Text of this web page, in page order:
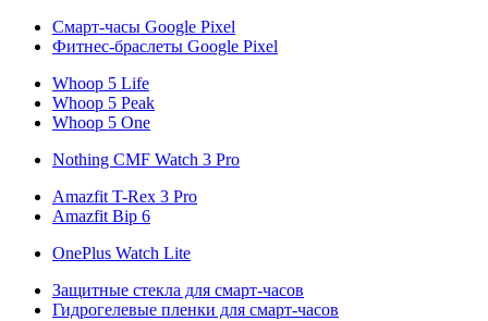
Смарт-часы Google Pixel
Фитнес-браслеты Google Pixel
Whoop 5 Life
Whoop 5 Peak
Whoop 5 One
Nothing CMF Watch 3 Pro
Amazfit T-Rex 3 Pro
Amazfit Bip 6
OnePlus Watch Lite
Защитные стекла для смарт-часов
Гидрогелевые пленки для смарт-часов